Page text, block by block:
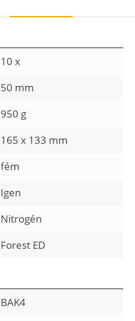
10 x
50 mm
950 g
165 x 133 mm
fém
Igen
Nitrogén
Forest ED
BAK4